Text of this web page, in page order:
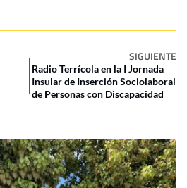
SIGUIENTE
Radio Terrícola en la I Jornada
Insular de Inserción Sociolaboral
de Personas con Discapacidad